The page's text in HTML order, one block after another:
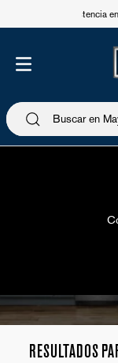
Asistencia
RESULTADOS